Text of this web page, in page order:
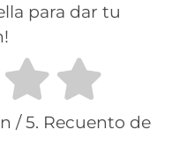
para dar tu
/ 5. Recuento de